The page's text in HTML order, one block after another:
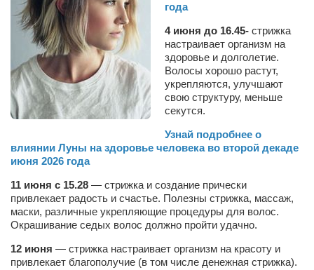
года
4 июня до 16.45- стрижка
настраивает организм на
здоровье и долголетие.
Волосы хорошо растут,
укрепляются, улучшают
свою структуру, меньше
секутся.
Узнай подробнее о
влиянии Луны на здоровье человека во второй декаде
июня 2026 года
11 июня с 15.28 — стрижка и создание прически
привлекает радость и счастье. Полезны стрижка, массаж,
маски, различные укрепляющие процедуры для волос.
Окрашивание седых волос должно пройти удачно.
12 июня — стрижка настраивает организм на красоту и
привлекает благополучие (в том числе денежная стрижка).